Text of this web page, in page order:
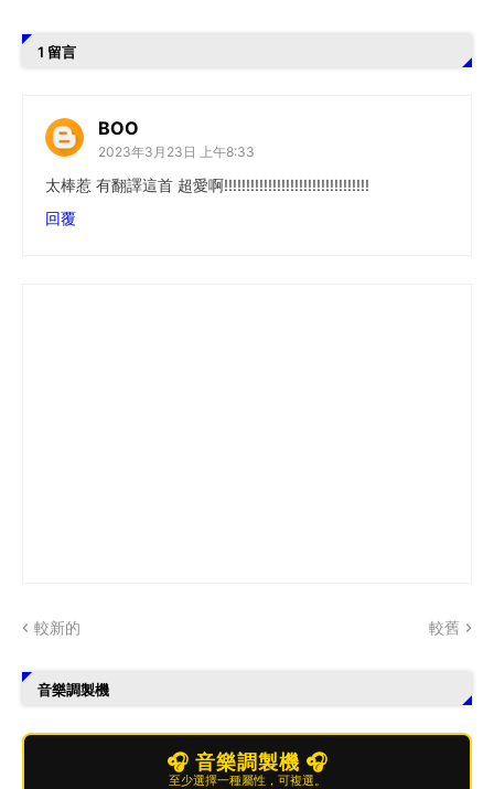
1 留言
BOO
2023年3月23日 上午8:33
太棒惹 有翻譯這首 超愛啊!!!!!!!!!!!!!!!!!!!!!!!!!!!!!!!!!
回覆
較新的 較舊
音樂調製機
🎧 音樂調製機 🎧
至少選擇一種屬性，可複選。